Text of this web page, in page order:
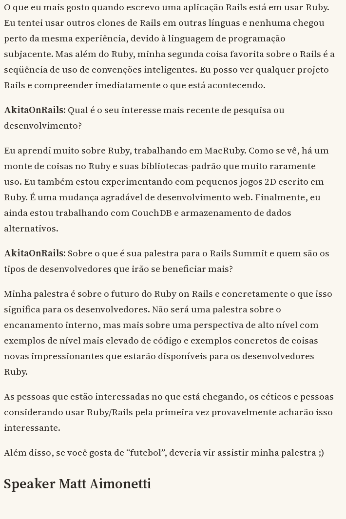
O que eu mais gosto quando escrevo uma aplicação Rails está em usar Ruby.
Eu tentei usar outros clones de Rails em outras línguas e nenhuma chegou
perto da mesma experiência, devido à linguagem de programação
subjacente. Mas além do Ruby, minha segunda coisa favorita sobre o Rails é a
seqüência de uso de convenções inteligentes. Eu posso ver qualquer projeto
Rails e compreender imediatamente o que está acontecendo.
AkitaOnRails: Qual é o seu interesse mais recente de pesquisa ou
desenvolvimento?
Eu aprendi muito sobre Ruby, trabalhando em MacRuby. Como se vê, há um
monte de coisas no Ruby e suas bibliotecas-padrão que muito raramente
uso. Eu também estou experimentando com pequenos jogos 2D escrito em
Ruby. É uma mudança agradável de desenvolvimento web. Finalmente, eu
ainda estou trabalhando com CouchDB e armazenamento de dados
alternativos.
AkitaOnRails: Sobre o que é sua palestra para o Rails Summit e quem são os
tipos de desenvolvedores que irão se beneficiar mais?
Minha palestra é sobre o futuro do Ruby on Rails e concretamente o que isso
significa para os desenvolvedores. Não será uma palestra sobre o
encanamento interno, mas mais sobre uma perspectiva de alto nível com
exemplos de nível mais elevado de código e exemplos concretos de coisas
novas impressionantes que estarão disponíveis para os desenvolvedores
Ruby.
As pessoas que estão interessadas no que está chegando, os céticos e pessoas
considerando usar Ruby/Rails pela primeira vez provavelmente acharão isso
interessante.
Além disso, se você gosta de “futebol”, deveria vir assistir minha palestra ;)
Speaker Matt Aimonetti